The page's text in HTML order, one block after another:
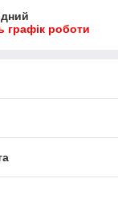
графік роботи